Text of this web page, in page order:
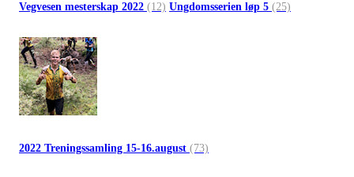
Vegvesen mesterskap 2022 (12) Ungdomsserien løp 5 (25)
2022 Treningssamling 15-16.august (73)